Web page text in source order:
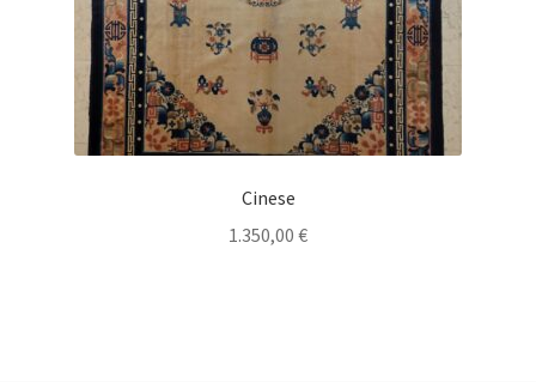
Cinese
1.350,00 €